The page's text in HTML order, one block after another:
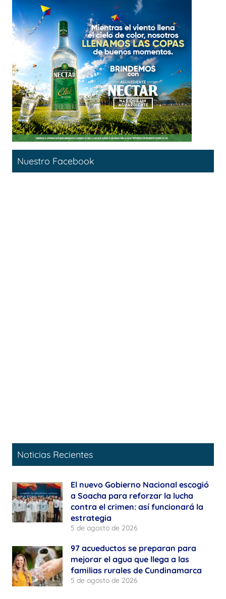
Nuestro Facebook
Noticias Recientes
El nuevo Gobierno Nacional escogió
a Soacha para reforzar la lucha
contra el crimen: así funcionará la
estrategia
5 de agosto de 2026
97 acueductos se preparan para
mejorar el agua que llega a las
familias rurales de Cundinamarca
5 de agosto de 2026